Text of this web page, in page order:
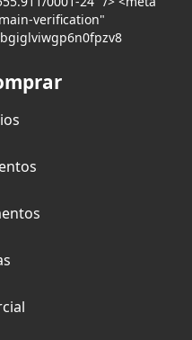
verification"